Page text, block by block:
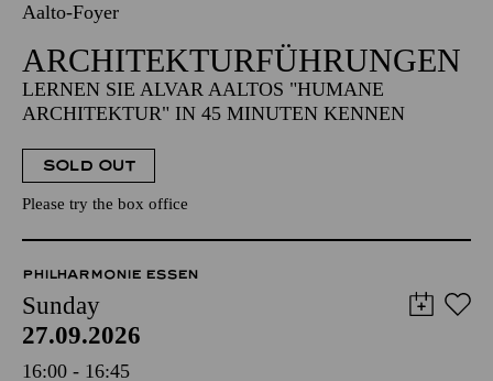
Aalto-Foyer
ARCHITEKTUR­FÜHRUNGEN
LERNEN SIE ALVAR AALTOS "HUMANE
ARCHITEKTUR" IN 45 MINUTEN KENNEN
SOLD OUT
Please try the box office
PHILHARMONIE ESSEN
Sunday
27.09.2026
16:00 - 16:45